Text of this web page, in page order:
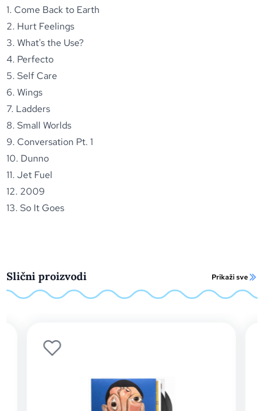
1. Come Back to Earth
2. Hurt Feelings
3. What's the Use?
4. Perfecto
5. Self Care
6. Wings
7. Ladders
8. Small Worlds
9. Conversation Pt. 1
10. Dunno
11. Jet Fuel
12. 2009
13. So It Goes
Slični proizvodi Prikaži sve